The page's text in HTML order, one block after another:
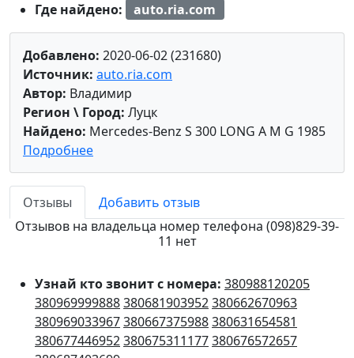
Где найдено:
auto.ria.com
Добавлено: 2020-06-02 (231680)
Источник: auto.ria.com
Автор: Владимир
Регион \ Город: Луцк
Найдено: Mercedes-Benz S 300 LONG A M G 1985
Подробнее
Отзывы
Добавить отзыв
Отзывов на владельца номер телефона (098)829-39-
11 нет
Узнай кто звонит с номера: 380988120205
380969999888380681903952380662670963
380969033967380667375988380631654581
380677446952380675311177380676572657